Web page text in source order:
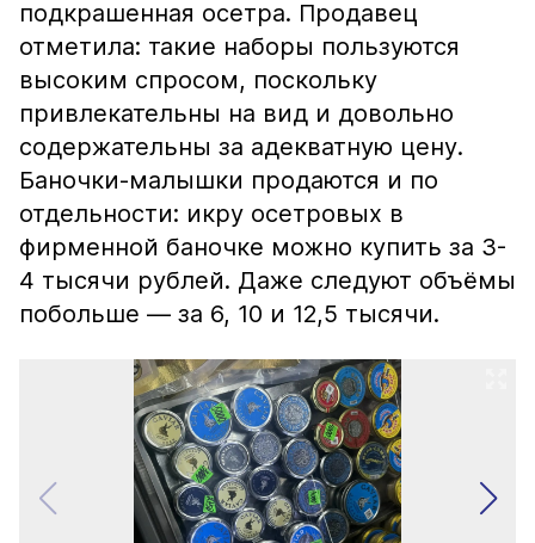
подкрашенная осетра. Продавец
отметила: такие наборы пользуются
высоким спросом, поскольку
привлекательны на вид и довольно
содержательны за адекватную цену.
Баночки-малышки продаются и по
отдельности: икру осетровых в
фирменной баночке можно купить за 3-
4 тысячи рублей. Даже следуют объёмы
побольше — за 6, 10 и 12,5 тысячи.